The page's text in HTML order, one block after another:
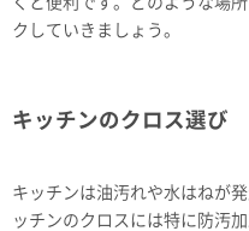
クしていきましょう。
キッチンのクロス選び
キッチンは油汚れや水はねが
ッチンのクロスには特に防汚